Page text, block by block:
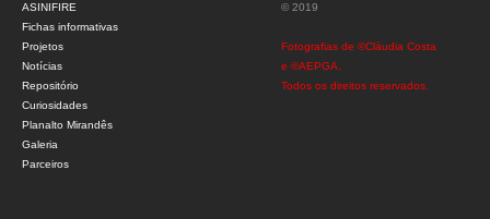
ASINIFIRE
Fichas informativas
Projetos
Notícias
Repositório
Curiosidades
Planalto Mirandês
Galeria
Parceiros
© 2019
Fotografias de ©Cláudia Costa
e ©AEPGA.
Todos os direitos reservados.